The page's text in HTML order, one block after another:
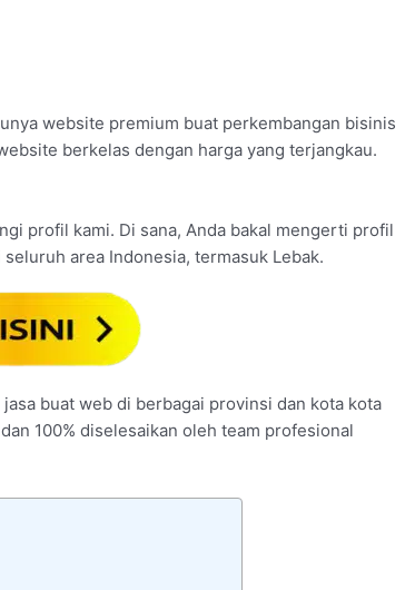
website premium buat perkembangan bisinis
berkelas dengan harga yang terjangkau.
profil kami. Di sana, Anda bakal mengerti profil
area Indonesia, termasuk Lebak.
buat web di berbagai provinsi dan kota kota
100% diselesaikan oleh team profesional